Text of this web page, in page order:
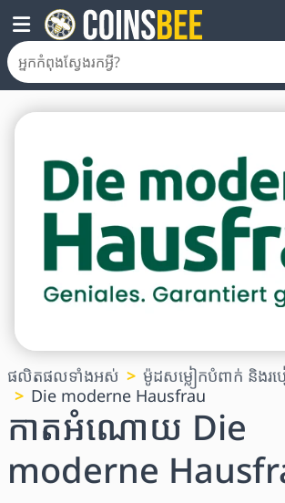
ផលិតផលទាំងអស់
ម៉ូដសម្លៀកបំពាក់ និងរ
Die moderne Hausfrau
កាតអំណោយ Die
moderne